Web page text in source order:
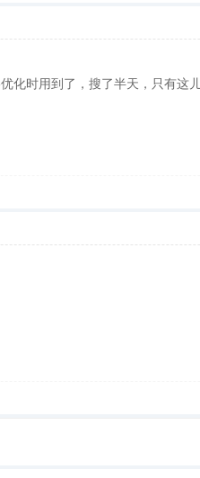
化时用到了，搜了半天，只有这